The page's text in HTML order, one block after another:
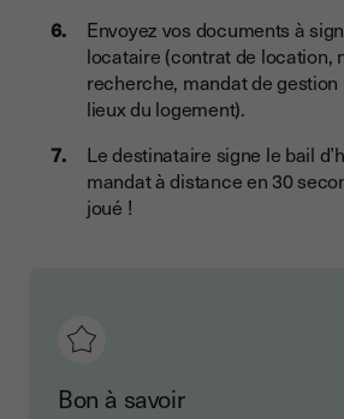
Envoyez vos documents à
locataire (contrat de location,
recherche, mandat de
lieux du logement).
Le destinataire signe le bail
mandat à distance en 30
joué !
Bon à savoir